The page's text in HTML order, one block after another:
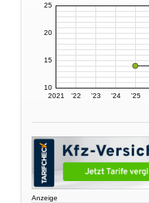
2021 '22 '23 '24 '25
10
15
20
25
Anzeige